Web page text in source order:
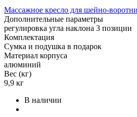
Массажное кресло для шейно-
Дополнительные параметры
регулировка угла наклона 3 позиции
Комплектация
Сумка и подушка в подарок
Материал корпуса
алюминий
Вес (кг)
9,9 кг
В наличии